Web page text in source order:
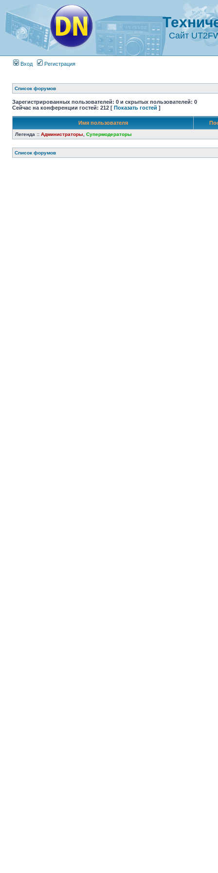
Сайт
Вход Регистрация
Список форумов
Зарегистрированных пользователей: 0 и скрытых пользователей: 0
Сейчас на конференции гостей: 212 [ Показать гостей ]
Имя пользователя
Легенда :: Администраторы Супермодераторы
Список форумов